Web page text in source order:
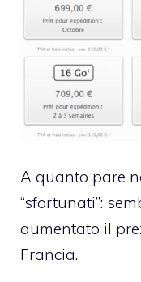
A quanto pare
“sfortunati”:
aumentato il
Francia.